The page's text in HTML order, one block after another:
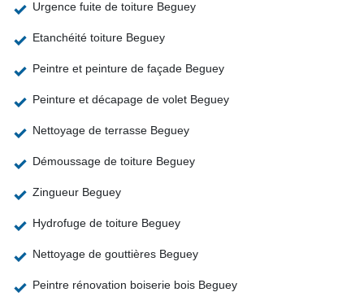
Urgence fuite de toiture Beguey
Etanchéité toiture Beguey
Peintre et peinture de façade Beguey
Peinture et décapage de volet Beguey
Nettoyage de terrasse Beguey
Démoussage de toiture Beguey
Zingueur Beguey
Hydrofuge de toiture Beguey
Nettoyage de gouttières Beguey
Peintre rénovation boiserie bois Beguey